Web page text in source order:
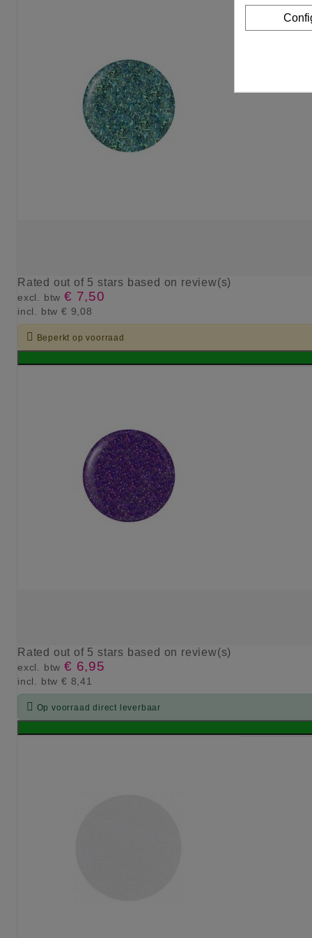
Rated out of 5 stars based on review(s)
excl. btw € 7,50
incl. btw € 9,08
 Beperkt op voorraad
Rated out of 5 stars based on review(s)
excl. btw € 6,95
incl. btw € 8,41
 Op voorraad direct leverbaar